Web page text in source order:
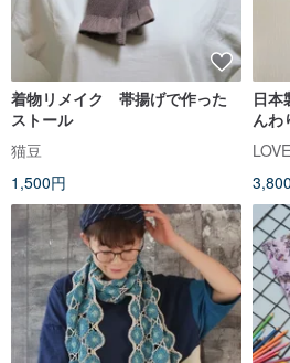
着物リメイク 帯揚げで作った
ストール
猫豆
1,500円
日
んわ
ー
ルク